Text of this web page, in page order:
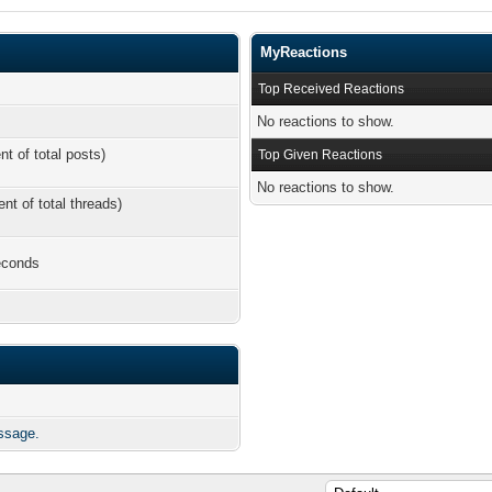
of total posts)
of total threads)
MyReactions
Top Received Reactions
No reactions to show.
Top Given Reactions
No reactions to show.